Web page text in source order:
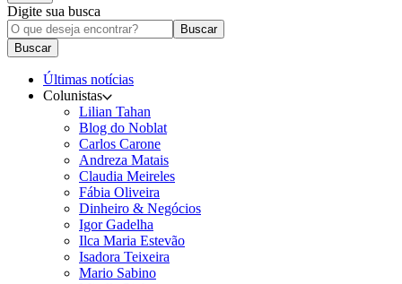
Digite sua busca
Buscar
Buscar
Últimas notícias
Colunistas
Lilian Tahan
Blog do Noblat
Carlos Carone
Andreza Matais
Claudia Meireles
Fábia Oliveira
Dinheiro & Negócios
Igor Gadelha
Ilca Maria Estevão
Isadora Teixeira
Mario Sabino